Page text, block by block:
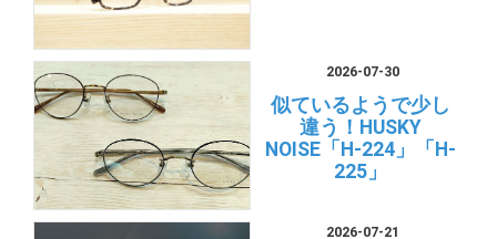
2026-07-30
似ているようで少し
違う！HUSKY
NOISE「H-224」「H-
225」
2026-07-21